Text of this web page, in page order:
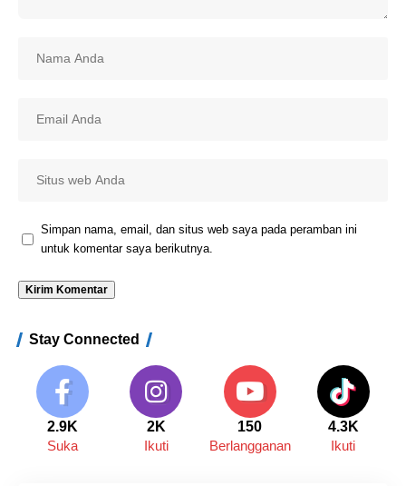
Simpan nama, email, dan situs web saya pada peramban ini
untuk komentar saya berikutnya.
Stay Connected
2.9K
Suka
2K
Ikuti
150
Berlangganan
4.3K
Ikuti